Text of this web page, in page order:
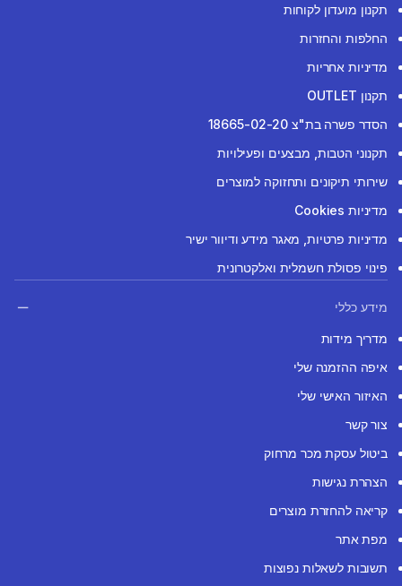
תקנון מועדון לקוחות
החלפות והחזרות
מדיניות אחריות
תקנון OUTLET
הסדר פשרה בת"צ 18665-02-20
תקנוני הטבות, מבצעים ופעילויות
שירותי תיקונים ותחזוקה למוצרים
מדיניות Cookies
מדיניות פרטיות, מאגר מידע ודיוור ישיר
פינוי פסולת חשמלית ואלקטרונית
מידע כללי
מדריך מידות
איפה ההזמנה שלי
האיזור האישי שלי
צור קשר
ביטול עסקת מכר מרחוק
הצהרת נגישות
קריאה להחזרת מוצרים
מפת אתר
תשובות לשאלות נפוצות